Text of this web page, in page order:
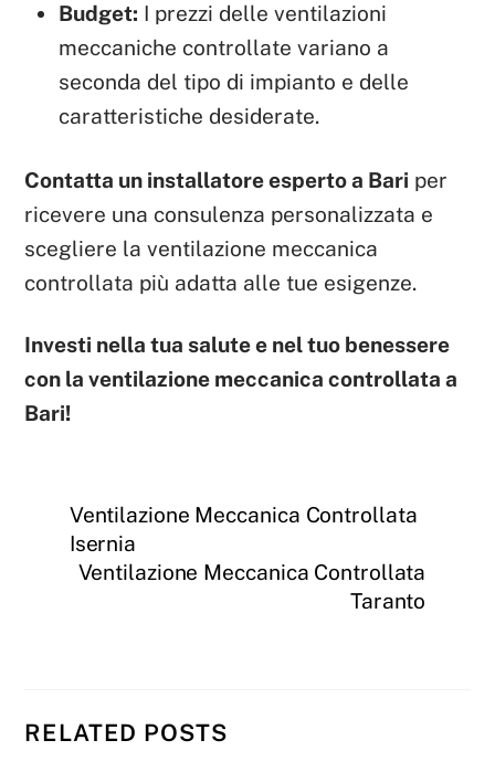
Budget: I prezzi delle ventilazioni
meccaniche controllate variano a
seconda del tipo di impianto e delle
caratteristiche desiderate.
Contatta un installatore esperto a Bari per
ricevere una consulenza personalizzata e
scegliere la ventilazione meccanica
controllata più adatta alle tue esigenze.
Investi nella tua salute e nel tuo benessere
con la ventilazione meccanica controllata a
Bari!
Ventilazione Meccanica Controllata
Isernia
Ventilazione Meccanica Controllata
Taranto
RELATED POSTS